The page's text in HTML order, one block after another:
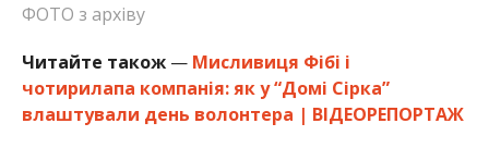
ФОТО з архіву
Читайте також— Мисливиця Фібі і
чотирилапа компанія: як у “Домі Сірка”
влаштували день волонтера | ВІДЕОРЕПОРТАЖ